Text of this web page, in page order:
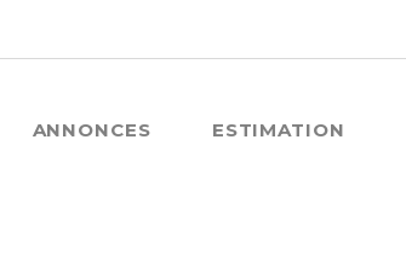
ANNONCES ESTIMATION